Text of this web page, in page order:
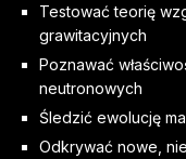
Testować teorię
grawitacyjnych
Poznawać
neutronowych
Śledzić ewolucję
Odkrywać nowe,